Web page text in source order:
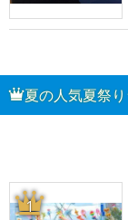
夏の人気夏祭
1